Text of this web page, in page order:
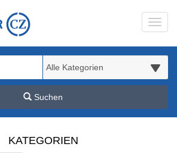
Suchen
& Anzeigen
KATEGORIEN